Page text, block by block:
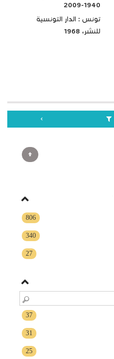
1940-2009
تونس : الدار التونسية
للنشر، 1968
806
340
27
37
31
25